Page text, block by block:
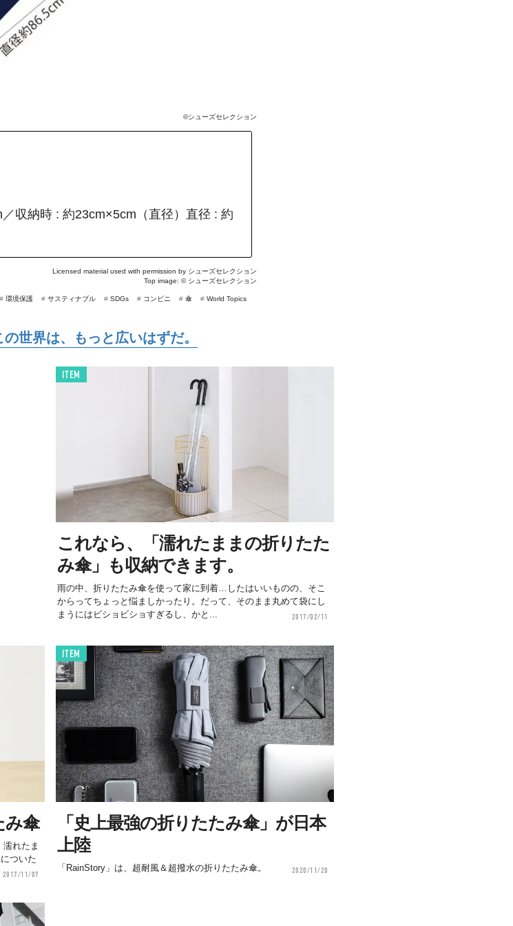
©シューズセレクション
／収納時 : 約23cm×5cm（直径）直径 : 約
Licensed material used with permission by シューズセレクション
Top image: © シューズセレクション
# World Topics
# 傘
# コンビニ
# SDGs
# サスティナブル
# 環境保護
世界は、もっと広いはずだ。
ITEM
これなら、「濡れたままの折りたた
み傘」も収納できます。
雨の中、折りたたみ傘を使って家に到着…したはいいものの、そこ
からってちょっと悩ましかったり。だって、そのまま丸めて袋にし
まうにはビショビショすぎるし、かと...
2017/02/11
み傘
れたま
ついた
2017/11/07
ITEM
「史上最強の折りたたみ傘」が日本
上陸
「RainStory」は、超耐風＆超撥水の折りたたみ傘。 2020/11/20